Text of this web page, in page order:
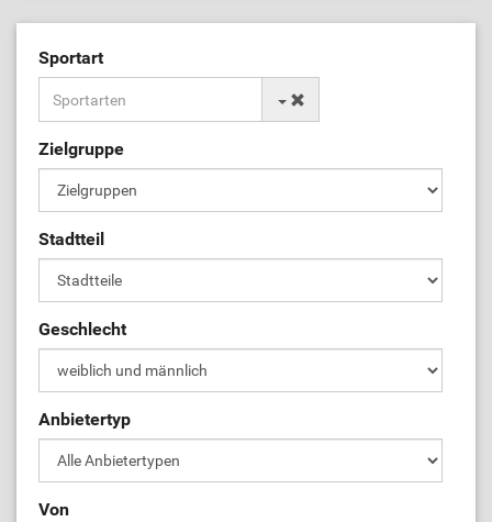
Sportart
Zielgruppe
Stadtteil
Geschlecht
Anbietertyp
Von